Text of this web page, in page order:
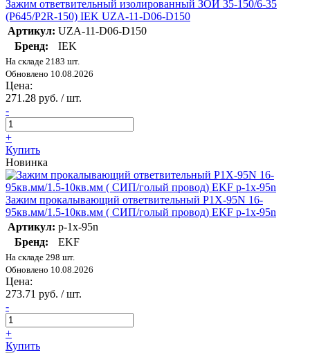
Зажим ответвительный изолированный ЗОИ 35-150/6-35
(P645/P2R-150) IEK UZA-11-D06-D150
Артикул: UZA-11-D06-D150
Бренд:
IEK
На складе 2183 шт.
Обновлено 10.08.2026
Цена:
271.28 руб. / шт.
-
+
Купить
Новинка
Зажим прокалывающий ответвительный P1X-95N 16-
95кв.мм/1.5-10кв.мм ( СИП/голый провод) EKF p-1x-95n
Артикул: p-1x-95n
Бренд:
EKF
На складе 298 шт.
Обновлено 10.08.2026
Цена:
273.71 руб. / шт.
-
+
Купить